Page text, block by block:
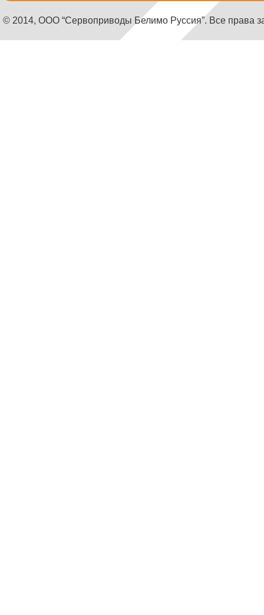
© 2014, ООО “Сервоприводы Белимо Руссия”. Все права